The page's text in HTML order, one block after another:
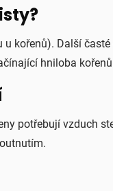
kořenů). Další
hniloba
potřebují vzduch